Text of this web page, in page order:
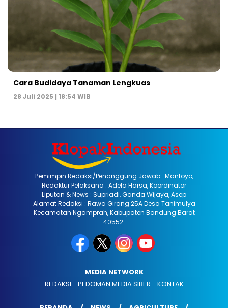
Cara Budidaya Tanaman Lengkuas
28 Juli 2025 | 18:54 WIB
Pemimpin Redaksi/Penanggung Jawab : Mantoyo,
Redaktur Pelaksana : Adela Harsa, Koordinator
Liputan & News : Supriadi, Ganda Wijaya, Asep
Alamat Redaksi : Rawa Girang 25A Desa Tanimulya
Kecamatan Ngamprah, Kabupaten Bandung Barat
40552.
MEDIA NETWORK
REDAKSI
PEDOMAN MEDIA SIBER KONTAK